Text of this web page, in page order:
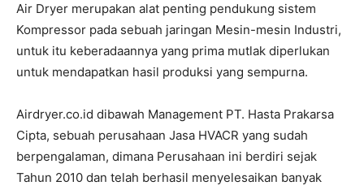
Air Dryer merupakan alat penting pendukung sistem
Kompressor pada sebuah jaringan Mesin-mesin Industri,
untuk itu keberadaannya yang prima mutlak diperlukan
untuk mendapatkan hasil produksi yang sempurna.
Airdryer.co.id dibawah Management PT. Hasta Prakarsa
Cipta, sebuah perusahaan Jasa HVACR yang sudah
berpengalaman, dimana Perusahaan ini berdiri sejak
Tahun 2010 dan telah berhasil menyelesaikan banyak